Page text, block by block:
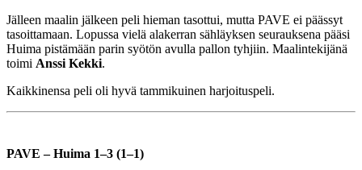
Jälleen maalin jälkeen peli hieman tasottui, mutta PAVE ei päässyt
tasoittamaan. Lopussa vielä alakerran sähläyksen seurauksena pääsi
Huima pistämään parin syötön avulla pallon tyhjiin. Maalintekijänä
toimi Anssi Kekki.
Kaikkinensa peli oli hyvä tammikuinen harjoituspeli.
PAVE – Huima 1–3 (1–1)